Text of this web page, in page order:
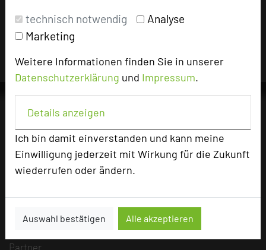
technisch notwendig
Analyse
Marketing
Weitere Informationen finden Sie in unserer
Datenschutzerklärung und Impressum.
Details anzeigen
Ich bin damit einverstanden und kann meine
Einwilligung jederzeit mit Wirkung für die Zukunft
wiederrufen oder ändern.
Auswahl bestätigen Alle akzeptieren
Nutzungsrechte für dieses Portal eingeräumt und sind dafür
verantwortlich.
Die Idee
Über uns
Mission
Kategorie
Partner